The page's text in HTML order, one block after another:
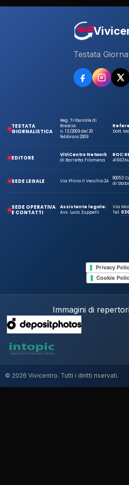
Testata
TESTATA
GIORNALISTICA
Reg. Tribunale di
Brescia
n. 13/2009 del 20
febbraio 2009
Dott.
EDITORE
ViViCentro Network
di Barretta Filomena
ROC:
41663
SEDE LEGALE Via Plinio Il Vecchio 24
80053
di
SEDE OPERATIVA
E CONTATTI
Assistente legale:
Avv. Luca Zuppelli
Via
Tel.
Privacy
Cookie
Immagini di
© 2026 Vivicentro. Tutti i diritti riservati.